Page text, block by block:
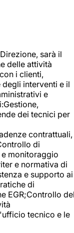
sarà il
delle attività
i clienti,
interventi e il
e
dei tecnici per
contrattuali,
di
monitoraggio
e normativa di
e supporto ai
di
EGR;Controllo
tecnico e le